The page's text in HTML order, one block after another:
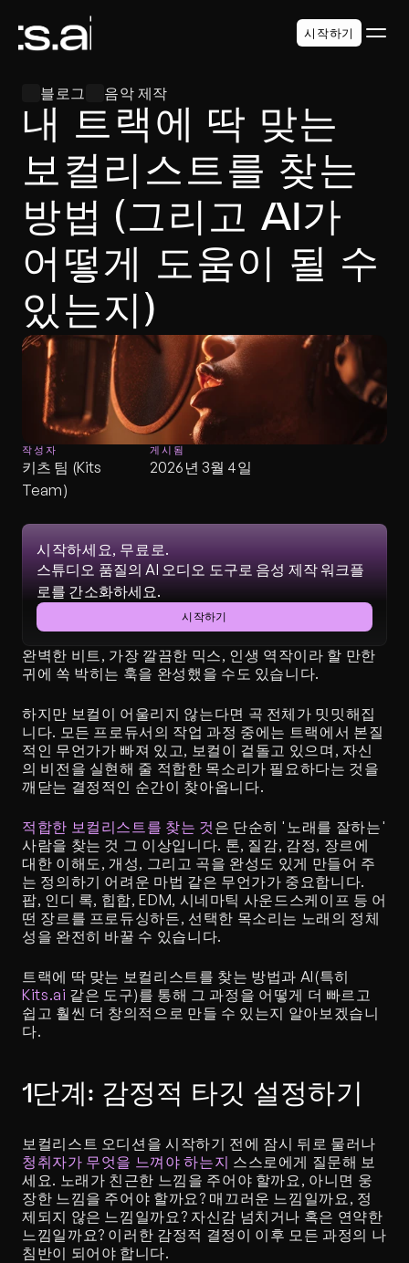
블로그 음악 제작
내 트랙에 딱 맞는
보컬리스트를 찾는
방법 (그리고 AI가
어떻게 도움이 될 수
있는지)
작성자
키츠 팀 (Kits
Team)
게시됨
2026년 3월 4일
완벽한 비트, 가장 깔끔한 믹스, 인생 역작이라 할 만한
귀에 쏙 박히는 훅을 완성했을 수도 있습니다.
하지만 보컬이 어울리지 않는다면 곡 전체가 밋밋해집
니다. 모든 프로듀서의 작업 과정 중에는 트랙에서 본질
적인 무언가가 빠져 있고, 보컬이 겉돌고 있으며, 자신
의 비전을 실현해 줄 적합한 목소리가 필요하다는 것을
깨닫는 결정적인 순간이 찾아옵니다.
적합한 보컬리스트를 찾는 것 은 단순히 '노래를 잘하는'
사람을 찾는 것 그 이상입니다. 톤, 질감, 감정, 장르에
대한 이해도, 개성, 그리고 곡을 완성도 있게 만들어 주
는 정의하기 어려운 마법 같은 무언가가 중요합니다.
팝, 인디 록, 힙합, EDM, 시네마틱 사운드스케이프 등 어
떤 장르를 프로듀싱하든, 선택한 목소리는 노래의 정체
성을 완전히 바꿀 수 있습니다.
Kits.ai 같은 도구)를 통해 그 과정을 어떻게 더 빠르고
쉽고 훨씬 더 창의적으로 만들 수 있는지 알아보겠습니
다.
1단계: 감정적 타깃 설정하기
청취자가 무엇을 느껴야 하는지 스스로에게 질문해 보
세요. 노래가 친근한 느낌을 주어야 할까요, 아니면 웅
장한 느낌을 주어야 할까요? 매끄러운 느낌일까요, 정
제되지 않은 느낌일까요? 자신감 넘치거나 혹은 연약한
느낌일까요? 이러한 감정적 결정이 이후 모든 과정의 나
침반이 되어야 합니다.
시작하세요, 무료로.
스튜디오 품질의 AI 오디오 도구로 음성 제작 워크플
로를 간소화하세요.
시작하기
시작하기